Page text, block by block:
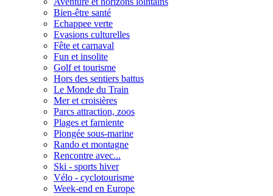
Bien-être santé
Echappee verte
Evasions culturelles
Fête et carnaval
Fun et insolite
Golf et tourisme
Hors des sentiers battus
Le Monde du Train
Mer et croisières
Parcs attraction, zoos
Plages et farniente
Plongée sous-marine
Rando et montagne
Rencontre avec...
Ski - sports hiver
Vélo - cyclotourisme
Week-end en Europe